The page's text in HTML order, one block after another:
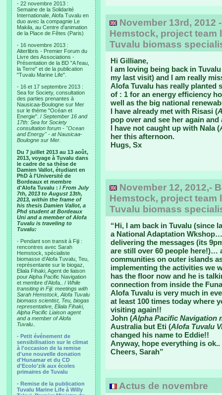
- 22 novembre 2013 :
Semaine de la Solidarité
Internationale, Alofa Tuvalu en
duo avec la compagnie Le
Makila, au Centre d'animation
de la Place de Fêtes (Paris)
- 16 novembre 2013 :
Alterlibris - Premier Forum du
Livre des Associations -
Présentation de la BD "A l'eau,
la Terre" et de la publication
"Tuvalu Marine Life".
- 16 et 17 septembre 2013 :
Sea for Society, consultation
des parties prenantes à
Nausicaa-Boulogne sur Mer
sur le thème "Océan et
Energie". / September 16 and
17th: Sea for Society
consultation forum - "Ocean
and Energy" - at Nausicaa-
Boulogne sur Mer.
Du 7 juillet 2013 au 13 août,
2013, voyage à Tuvalu dans
le cadre de sa thèse de
Damien Vallot, étudiant en
PhD à l'Université de
Bordeaux et membre
d'Alofa Tuvalu : / From July
7th, 2013 to August 13th,
2013, within the frame of
his thesis Damien Vallot, a
Phd student at Bordeaux
Uni and a member of Alofa
Tuvalu is traveling to
Tuvalu:
- Pendant son transit à Fiji :
rencontres avec Sarah
Hemstock, spécialiste
biomasse d’Alofa Tuvalu, Teu,
représentante sur le biogaz,
Eliala Fihaki, Agent de liaison
pour Alpha Pacific Navigation
et membre d’Alofa.. / While
transiting in Fiji: meetings with
Sarah Hemstock, Alofa Tuvalu
biomass scientist, Teu, biogas
representative, Eliala Fihaki,
Alpha Pacific Liaison agent
and a member of Alofa
Tuvalu..
- Petit événement de
sensibilisation sur le climat
à l'occasion de la remise
d'une nouvelle donation
d'Hunamar et du CD
d'Ecolo'zik aux écoles
primaires de Tuvalu
- Remise de la publication
Tuvalu Marine Life à Willy
November 13rd, 2012
Hemstock, project team
Tuvalu biomass
Hi Gilliane,
I am loving being back in
my last visit) and I am really
Alofa Tuvalu has really planted
of : 1 for an energy efficiency
well as the big national
I have already met with Risasi (
pop over and see her again
I have not caught up with Nala (
her this afternoon.
Hugs, Sx
November 12, 2012,-
Hemstock, project team
Tuvalu biomass
“Hi, I am back in Tuvalu (since
a National Adaptation
delivering the messages (its
are still over 60 people here!)…
communities on outer islands
implementing the activities we
has the floor now and he is
connection from inside the
Alofa Tuvalu is very much in
at least 100 times today where
visiting again!!
John (Alpha Pacific Navigation
Australia but Eti (Alofa Tuvalu
changed his name to Eddie!!
Anyway, hope everything is ok..
Cheers, Sarah”
Actus de novembre